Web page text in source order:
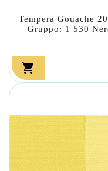
Tempera Gouache
Gruppo: 1 530
